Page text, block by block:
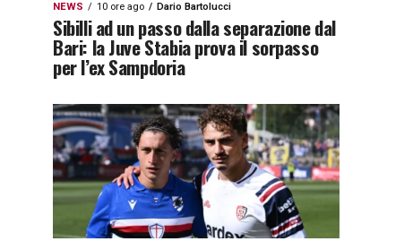
NEWS 10 ore ago Dario Bartolucci
Sibilli ad un passo dalla separazione dal
Bari: la Juve Stabia prova il sorpasso
per l’ex Sampdoria